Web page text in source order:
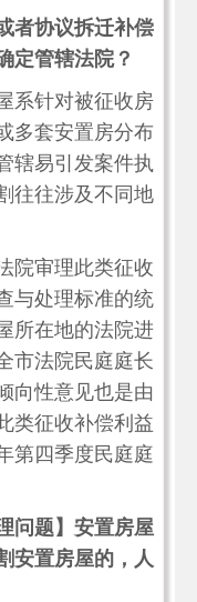
者协议拆迁补偿
定管辖法院？
系针对被征收房
多套安置房分布
辖易引发案件执
往往涉及不同地
院审理此类征收
与处理标准的统
所在地的法院进
市法院民庭庭长
向性意见也是由
类征收补偿利益
第四季度民庭庭
问题】安置房屋
安置房屋的，人